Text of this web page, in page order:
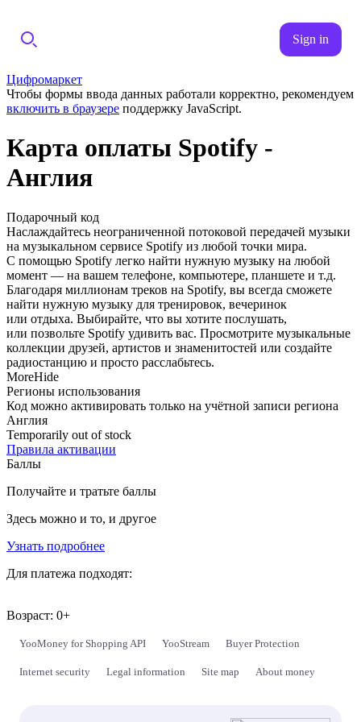
Sign in
Цифромаркет
Чтобы формы ввода данных работали корректно, рекомендуем
включить в браузере поддержку JavaScript.
Карта оплаты Spotify -
Англия
Подарочный код
Наслаждайтесь неограниченной потоковой передачей музыки
на музыкальном сервисе Spotify из любой точки мира.
С помощью Spotify легко найти нужную музыку на любой
момент — на вашем телефоне, компьютере, планшете и т.д.
Благодаря миллионам треков на Spotify, вы всегда сможете
найти нужную музыку для тренировок, вечеринок
или отдыха. Выбирайте, что вы хотите послушать,
или позвольте Spotify удивить вас. Просмотрите музыкальные
коллекции друзей, артистов и знаменитостей или создайте
радиостанцию и просто расслабьтесь.
MoreHide
Регионы использования
Код можно активировать только на учётной записи региона
Англия
Temporarily out of stock
Правила активации
Баллы
Получайте и тратьте баллы
Здесь можно и то, и другое
Узнать подробнее
Для платежа подходят:
Возраст: 0+
YooMoney for Shopping API YooStream Buyer Protection
Internet security Legal information Site map About money